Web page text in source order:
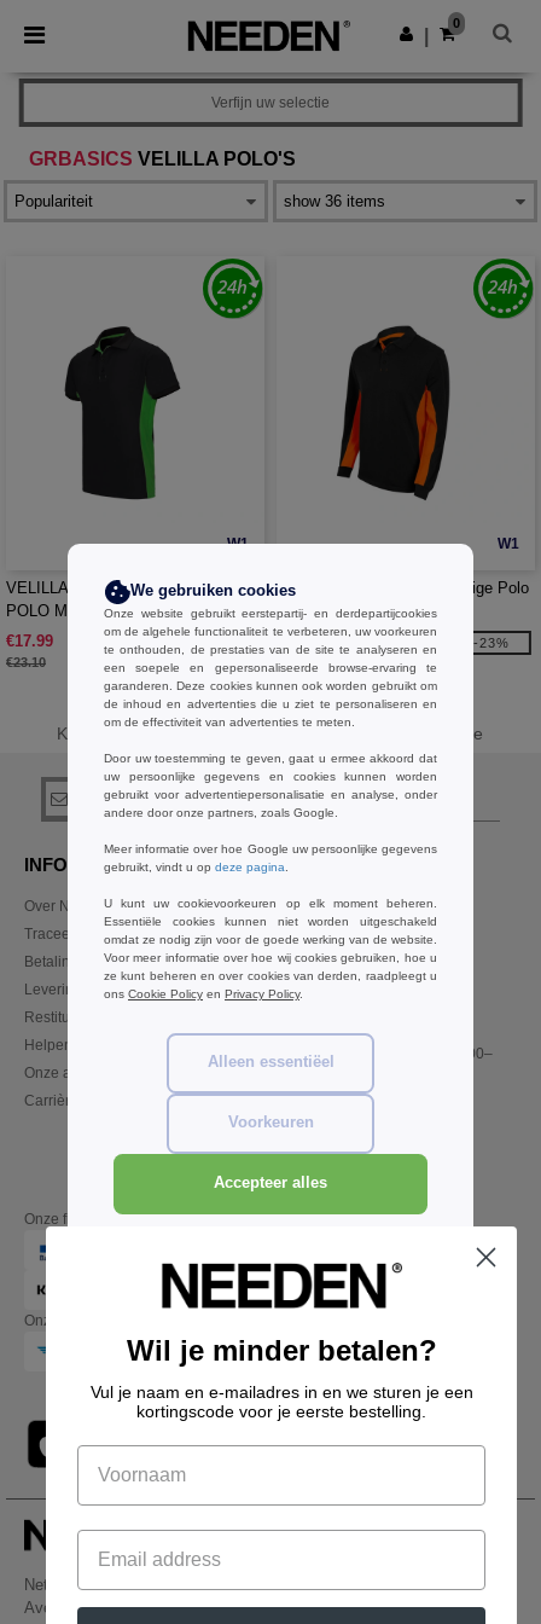
× Needen-app
Betere prijzen in de app!
Download app
0
GRBASICS VELILLA POLO'S
Verfijn uw selectie
W1
VELILLA V5504 - TWEEKLEURIGE
POLO MET KORTE MOUWEN
€17.99
€23.10
W1
VELILLA V5514 - Tweekleurige Polo
Lange Mouwen
€21.98
€28.50
-23%
Koop bij Needen Belgique
registreer!
INFORMATIE
Over Needen
Traceer mijn bestelling
Betalingswijze
Levering
Restitutie / retour
Helpen & FAQs
Onze afspraken
Carrières
Klant
klant@needen.be
Sales
verkoop@needen.be
Maandag – donderdag: 10:00–
Vrijdag: 10:00–14:00
Onze financiële partners
Onze transporteurs
Netenders Belgium SRL
Avenue Hermann-Debroux 54, 1160, Bruxelles
We gebruiken cookies
Onze website gebruikt eerstepartij- en derdepartijcookies
om de algehele functionaliteit te verbeteren, uw voorkeuren
te onthouden, de prestaties van de site te analyseren en
een soepele en gepersonaliseerde browse-ervaring te
garanderen. Deze cookies kunnen ook worden gebruikt om
de inhoud en advertenties die u ziet te personaliseren en
om de effectiviteit van advertenties te meten.
Door uw toestemming te geven, gaat u ermee akkoord dat
uw persoonlijke gegevens en cookies kunnen worden
gebruikt voor advertentiepersonalisatie en analyse, onder
andere door onze partners, zoals Google.
Meer informatie over hoe Google uw persoonlijke gegevens
gebruikt, vindt u op deze pagina
U kunt uw cookievoorkeuren op elk moment beheren.
Essentiële cookies kunnen niet worden uitgeschakeld
omdat ze nodig zijn voor de goede werking van de website.
Voor meer informatie over hoe wij cookies gebruiken, hoe u
ze kunt beheren en over cookies van derden, raadpleegt u
ons Cookie Policy en Privacy Policy.
Alleen essentiëel
Voorkeuren
Accepteer alles
Wil je minder betalen?
Vul je naam en e-mailadres in en we sturen je een
kortingscode voor je eerste bestelling.